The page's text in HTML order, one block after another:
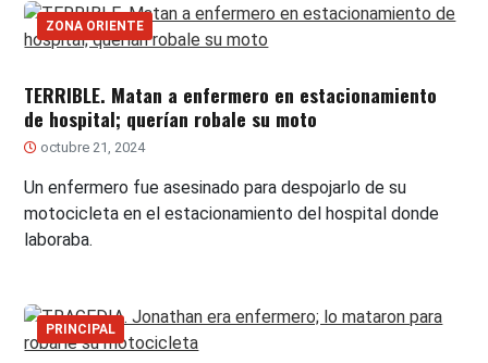
ZONA ORIENTE
TERRIBLE. Matan a enfermero en estacionamiento
de hospital; querían robale su moto
octubre 21, 2024
Un enfermero fue asesinado para despojarlo de su
motocicleta en el estacionamiento del hospital donde
laboraba.
PRINCIPAL